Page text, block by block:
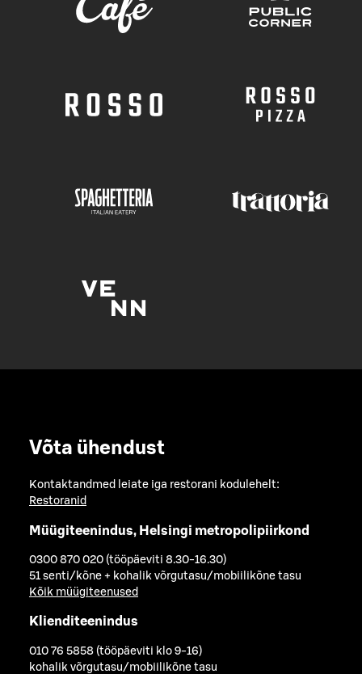
Võta ühendust
Kontaktandmed leiate iga restorani kodulehelt:
Restoranid
Müügiteenindus, Helsingi metropolipiirkond
0300 870 020 (tööpäeviti 8.30-16.30)
51 senti/kõne + kohalik võrgutasu/mobiilikõne tasu
Kõik müügiteenused
Klienditeenindus
010 76 5858 (tööpäeviti klo 9-16)
kohalik võrgutasu/mobiilikõne tasu